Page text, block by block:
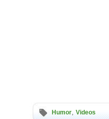
Humor, Videos